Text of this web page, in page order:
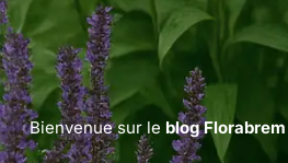
Bienvenue sur le blog Florabrem